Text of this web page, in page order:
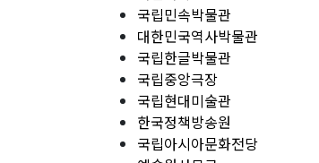
국립민속박물관
대한민국역사박물관
국립한글박물관
국립중앙극장
국립현대미술관
한국정책방송원
국립아시아문화전당